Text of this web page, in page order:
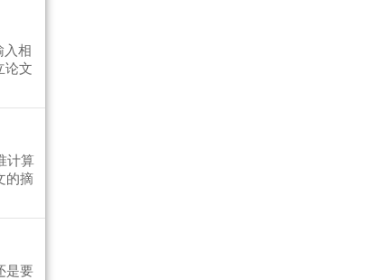
入相
论文
计算
的摘
是要